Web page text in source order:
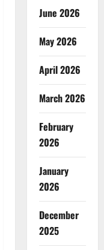
June 2026
May 2026
April 2026
March 2026
February
2026
January
2026
December
2025